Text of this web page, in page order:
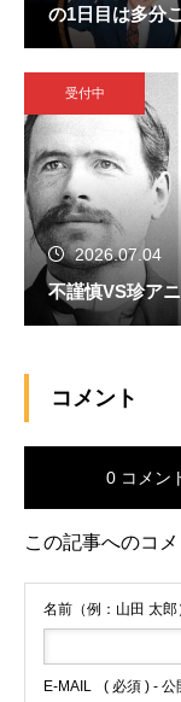
の1日目は多分
受付中
2026.07.04
不謹慎VS珍ア
コメント
0 コメン
この記事へのコ
名前（例：山田 太郎
E-MAIL ( 必須 ) - 公